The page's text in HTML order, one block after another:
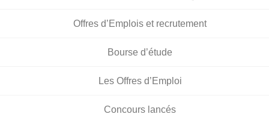
Offres d’Emplois et recrutement
Bourse d’étude
Les Offres d’Emploi
Concours lancés